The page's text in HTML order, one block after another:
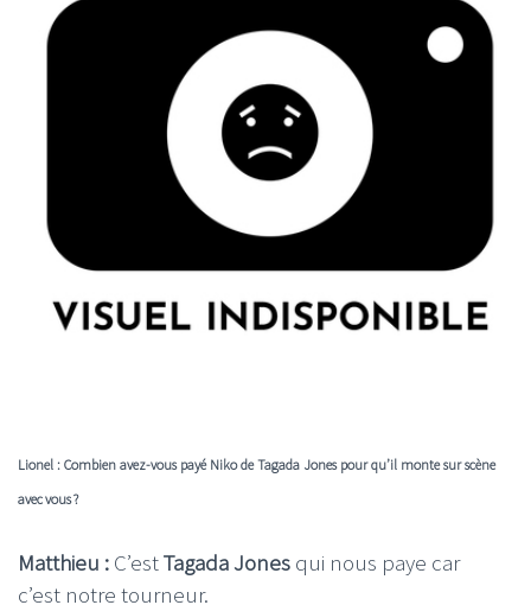
Lionel : Combien avez-vous payé Niko de Tagada Jones pour qu’il monte sur scène
avec vous ?
Matthieu : C’estTagada Jones qui nous paye car
c’est notre tourneur.